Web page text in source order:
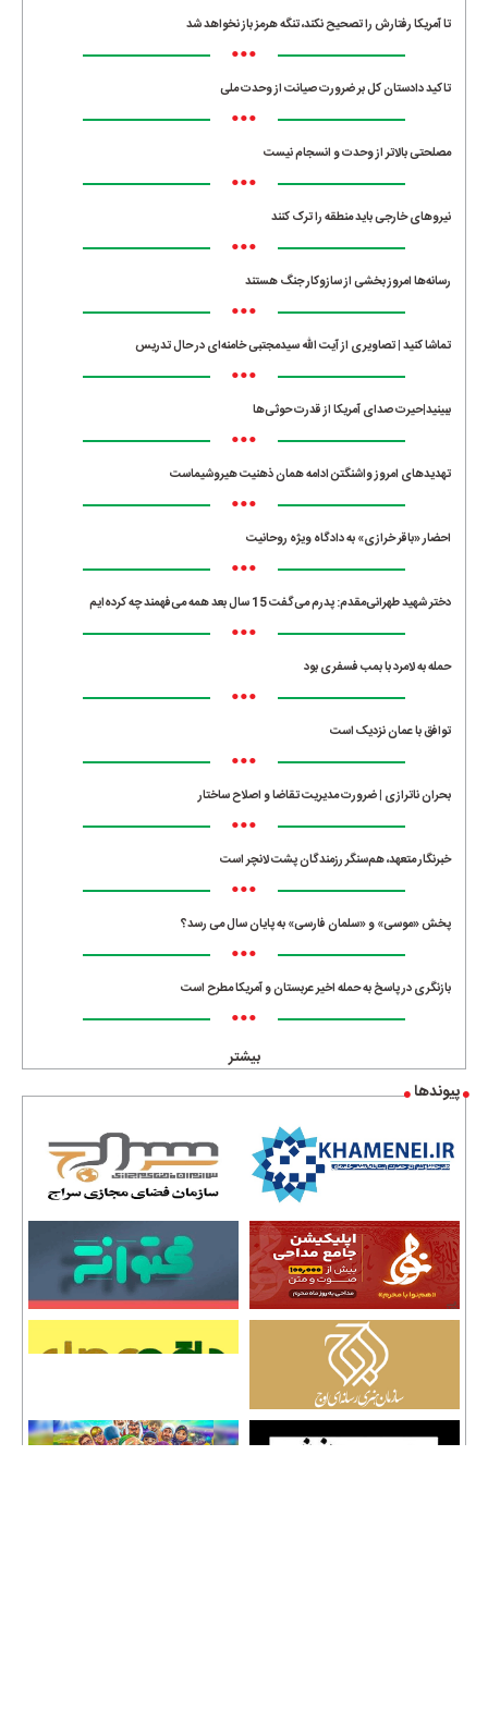
تا آمریکا رفتارش را تصحیح نکند، تنگه هرمز باز نخواهد شد
•••
تاکید دادستان کل بر ضرورت صیانت از وحدت ملی
•••
مصلحتی بالاتر از وحدت و انسجام نیست
•••
نیروهای خارجی باید منطقه را ترک کنند
•••
رسانه‌ها امروز بخشی از سازوکار جنگ هستند
•••
تماشا کنید | تصاویری از آیت الله سیدمجتبی خامنه‌ای در حال تدریس
•••
ببینید|حیرت صدای آمریکا از قدرت حوثی‌ها
•••
تهدیدهای امروز واشنگتن ادامه همان ذهنیت هیروشیماست
•••
احضار «باقر خرازی» به دادگاه ویژه روحانیت
•••
دختر شهید طهرانی‌مقدم: پدرم می‌گفت 15 سال بعد همه می‌فهمند چه کرده‌ایم
•••
حمله به لامرد با بمب فسفری بود
•••
توافق با عمان نزدیک است
•••
بحران ناترازی | ضرورت مدیریت تقاضا و اصلاح ساختار
•••
خبرنگار متعهد، هم‌سنگر رزمندگان پشت لانچر است
•••
پخش «موسی» و «سلمان فارسی» به پایان سال می رسد؟
•••
بازنگری در پاسخ به حمله اخیر عربستان و آمریکا مطرح است
•••
بیشتر
پیوندها